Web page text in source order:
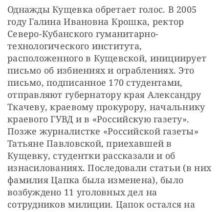
Однажды Кущевка обретает голос. В 2005
году Галина Ивановна Крошка, ректор
Северо-Кубанского гуманитарно-
технологического института,
расположенного в Кущевской, инициирует
письмо об избиениях и ограблениях. Это
письмо, подписанное 170 студентами,
отправляют губернатору края Александру
Ткачеву, краевому прокурору, начальнику
краевого ГУВД и в «Российскую газету».
Позже журналистке «Российской газеты»
Татьяне Павловской, приехавшей в
Кущевку, студентки рассказали и об
изнасилованиях. Последовали статьи (в них
фамилия Цапка была изменена), было
возбуждено 11 уголовных дел на
сотрудников милиции. Цапок остался на